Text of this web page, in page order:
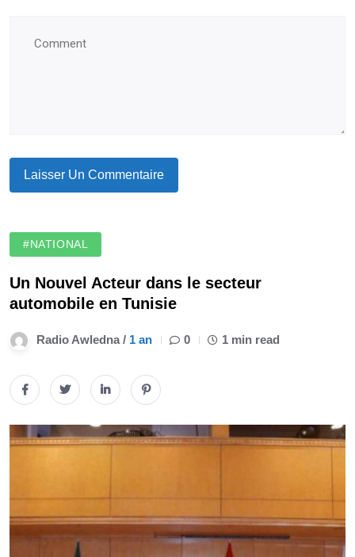
#NATIONAL
Un Nouvel Acteur dans le secteur
automobile en Tunisie
Radio Awledna / 1 an 0 1 min read